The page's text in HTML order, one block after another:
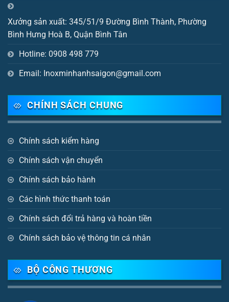
Xưởng sản xuất: 345/51/9 Đường Bình Thành, Phường
Bình Hưng Hoà B, Quận Bình Tân
Hotline: 0908 498 779
Email: Inoxminhanhsaigon@gmail.com
CHÍNH SÁCH CHUNG
Chính sách kiểm hàng
Chính sách vận chuyển
Chính sách bảo hành
Các hình thức thanh toán
Chính sách đổi trả hàng và hoàn tiền
Chính sách bảo vệ thông tin cá nhân
BỘ CÔNG THƯƠNG